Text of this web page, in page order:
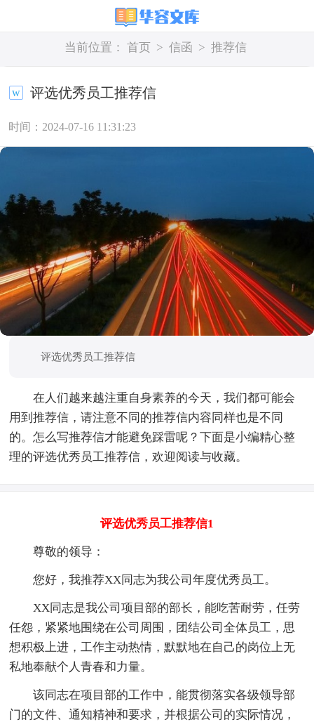
当前位置： 首页 > 信函 > 推荐信
评选优秀员工推荐信
时间：2024-07-16 11:31:23
评选优秀员工推荐信
在人们越来越注重自身素养的今天，我们都可能会
用到推荐信，请注意不同的推荐信内容同样也是不同
的。怎么写推荐信才能避免踩雷呢？下面是小编精心整
理的评选优秀员工推荐信，欢迎阅读与收藏。
评选优秀员工推荐信1
尊敬的领导：
您好，我推荐XX同志为我公司年度优秀员工。
XX同志是我公司项目部的部长，能吃苦耐劳，任劳
任怨，紧紧地围绕在公司周围，团结公司全体员工，思
想积极上进，工作主动热情，默默地在自己的岗位上无
私地奉献个人青春和力量。
该同志在项目部的工作中，能贯彻落实各级领导部
门的文件、通知精神和要求，并根据公司的实际情况，